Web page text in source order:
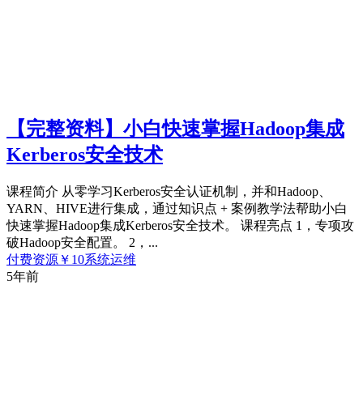
【完整资料】小白快速掌握Hadoop集成
Kerberos安全技术
课程简介 从零学习Kerberos安全认证机制，并和Hadoop、
YARN、HIVE进行集成，通过知识点 + 案例教学法帮助小白
快速掌握Hadoop集成Kerberos安全技术。 课程亮点 1，专项攻
破Hadoop安全配置。 2，...
付费资源 ￥ 10系统运维
5年前